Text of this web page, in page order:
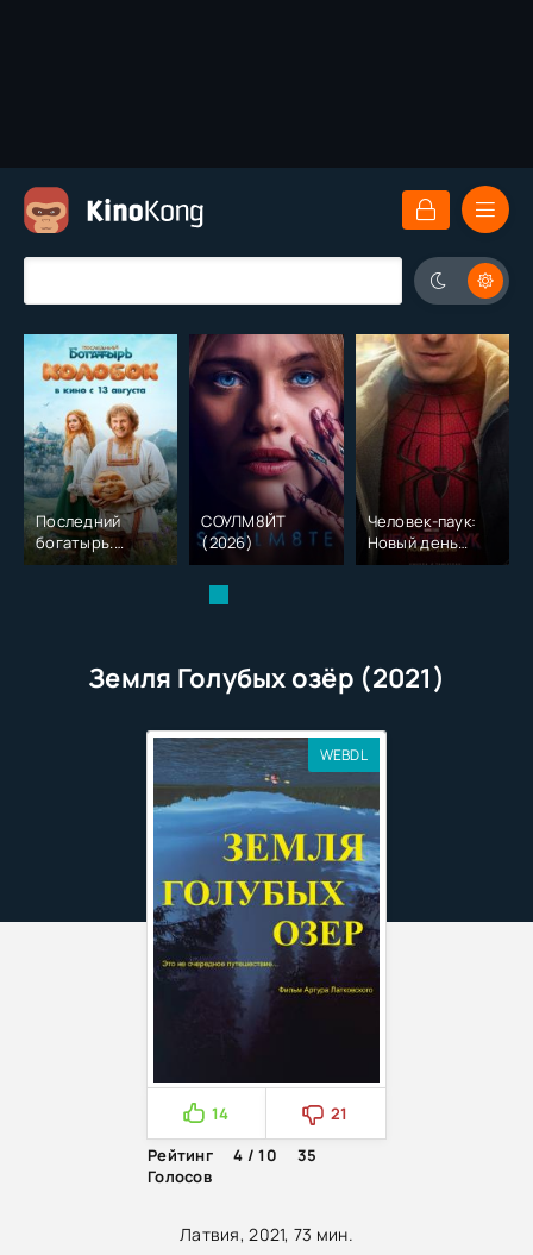
Последний
богатырь.
Колобок (2026)
СОУЛМ8ЙТ
(2026)
Человек-паук:
Новый день
(2026)
Земля Голубых озёр (2021)
Латвия, 2021, 73 мин.
WEBDL
14
21
Рейтинг
4 / 10
35
Голосов